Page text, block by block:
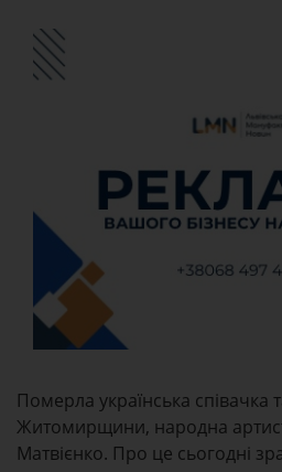
Померла українська співачка
Житомирщини, народна
Матвієнко. Про це сьогодні